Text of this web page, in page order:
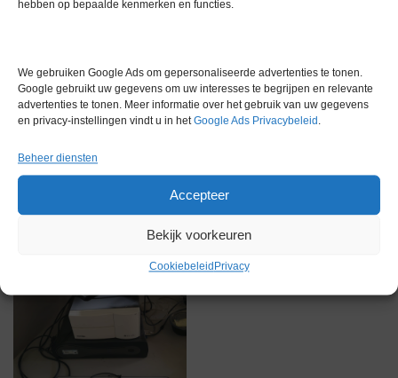
hebben op bepaalde kenmerken en functies.
We gebruiken Google Ads om gepersonaliseerde advertenties te tonen.
Google gebruikt uw gegevens om uw interesses te begrijpen en relevante
advertenties te tonen. Meer informatie over het gebruik van uw gegevens
en privacy-instellingen vindt u in hetGoogle Ads Privacybeleid .
Beheer diensten
Accepteer
Bekijk voorkeuren
Cookiebeleid Privacy
Gerelateerde producten
Gereserveerd